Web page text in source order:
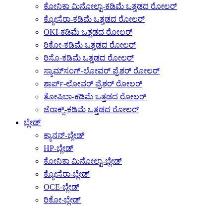
ಕೋನಿಕಾ ಮಿನೋಲ್ಟಾ-ಕಡಿಮೆ ಒತ್ತಡದ ರೋಲರ್
ಕ್ಯೋಸೆರಾ-ಕಡಿಮೆ ಒತ್ತಡದ ರೋಲರ್
OKI-ಕಡಿಮೆ ಒತ್ತಡದ ರೋಲರ್
ರಿಕೋ-ಕಡಿಮೆ ಒತ್ತಡದ ರೋಲರ್
ರಿಸೊ-ಕಡಿಮೆ ಒತ್ತಡದ ರೋಲರ್
ಸ್ಯಾಮ್‌ಸಂಗ್-ಲೋವರ್ ಪ್ರೆಶರ್ ರೋಲರ್
ಶಾರ್ಪ್-ಲೋವರ್ ಪ್ರೆಶರ್ ರೋಲರ್
ತೋಷಿಬಾ-ಕಡಿಮೆ ಒತ್ತಡದ ರೋಲರ್
ಜೆರಾಕ್ಸ್-ಕಡಿಮೆ ಒತ್ತಡದ ರೋಲರ್
ಬ್ಲೇಡ್
ಕ್ಯಾನನ್-ಬ್ಲೇಡ್
HP-ಬ್ಲೇಡ್
ಕೋನಿಕಾ ಮಿನೋಲ್ಟಾ-ಬ್ಲೇಡ್
ಕ್ಯೋಸೆರಾ-ಬ್ಲೇಡ್
OCE-ಬ್ಲೇಡ್
ರಿಕೋ-ಬ್ಲೇಡ್